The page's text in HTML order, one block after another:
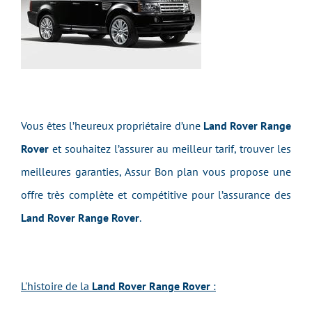
Vous êtes l’heureux propriétaire d’une Land Rover Range
Rover et souhaitez l’assurer au meilleur tarif, trouver les
meilleures garanties, Assur Bon plan vous propose une
offre très complète et compétitive pour l’assurance des
Land Rover Range Rover.
L'histoire de la Land Rover Range Rover :